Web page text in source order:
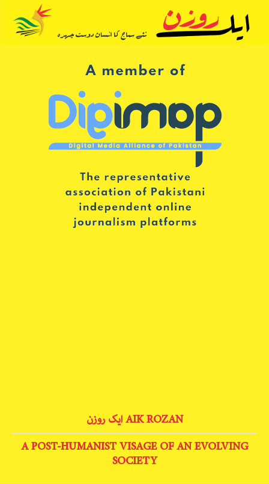
AIK ROZAN ایک روزن
A POST-HUMANIST VISAGE OF AN EVOLVING
SOCIETY